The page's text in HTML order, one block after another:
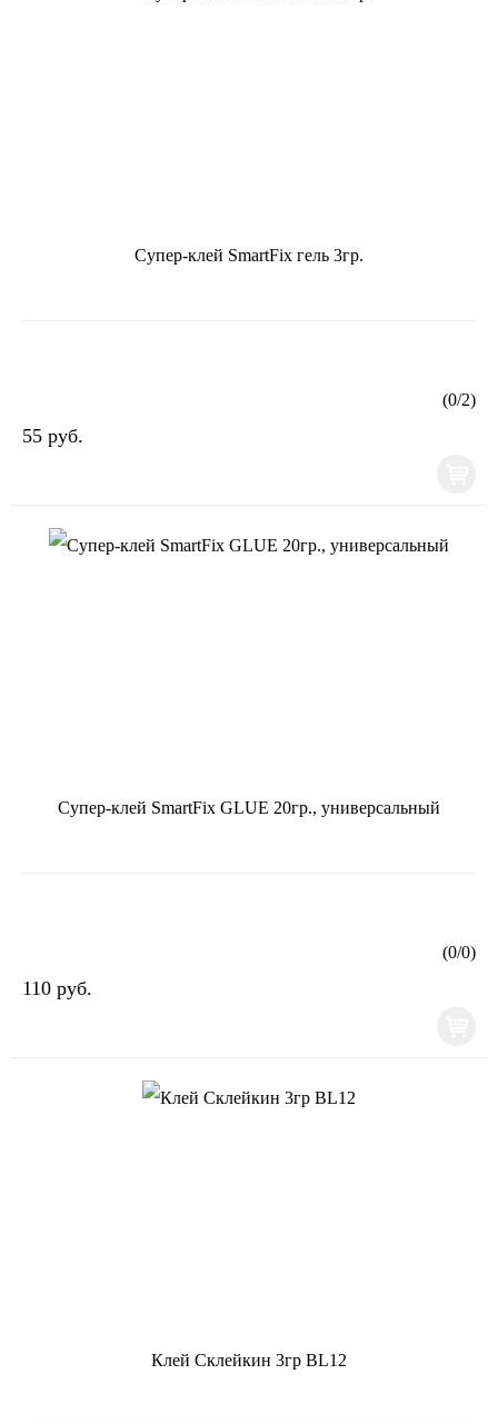
Супер-клей SmartFix гель 3гр.
(0/2)
55 руб.
Супер-клей SmartFix GLUE 20гр., универсальный
(0/0)
110 руб.
Клей Склейкин 3гр BL12